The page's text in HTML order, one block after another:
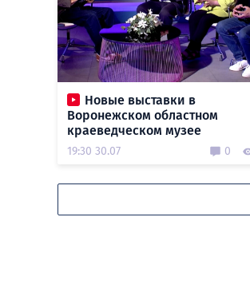
Новые выставки в
Воронежском областном
краеведческом музее
19:30 30.07 0